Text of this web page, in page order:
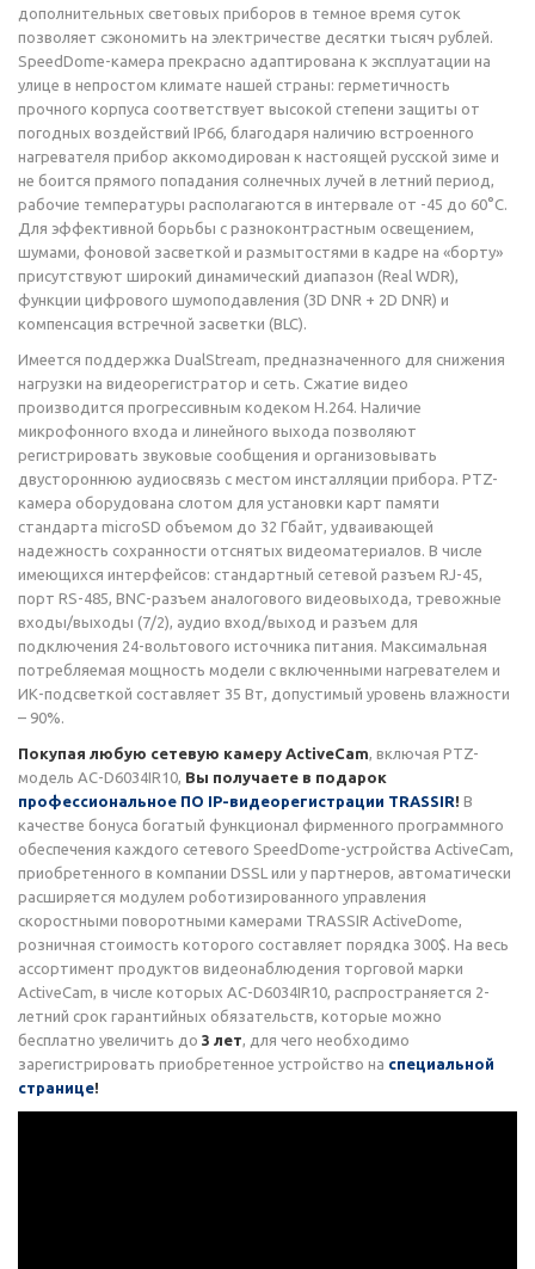
дополнительных световых приборов в темное время суток
позволяет сэкономить на электричестве десятки тысяч рублей.
SpeedDome-камера прекрасно адаптирована к эксплуатации на
улице в непростом климате нашей страны: герметичность
прочного корпуса соответствует высокой степени защиты от
погодных воздействий IP66, благодаря наличию встроенного
нагревателя прибор аккомодирован к настоящей русской зиме и
не боится прямого попадания солнечных лучей в летний период,
рабочие температуры располагаются в интервале от -45 до 60°С.
Для эффективной борьбы с разноконтрастным освещением,
шумами, фоновой засветкой и размытостями в кадре на «борту»
присутствуют широкий динамический диапазон (Real WDR),
функции цифрового шумоподавления (3D DNR + 2D DNR) и
компенсация встречной засветки (BLC).
Имеется поддержка DualStream, предназначенного для снижения
нагрузки на видеорегистратор и сеть. Сжатие видео
производится прогрессивным кодеком H.264. Наличие
микрофонного входа и линейного выхода позволяют
регистрировать звуковые сообщения и организовывать
двустороннюю аудиосвязь с местом инсталляции прибора. PTZ-
камера оборудована слотом для установки карт памяти
стандарта microSD объемом до 32 Гбайт, удваивающей
надежность сохранности отснятых видеоматериалов. В числе
имеющихся интерфейсов: стандартный сетевой разъем RJ-45,
порт RS-485, BNC-разъем аналогового видеовыхода, тревожные
входы/выходы (7/2), аудио вход/выход и разъем для
подключения 24-вольтового источника питания. Максимальная
потребляемая мощность модели с включенными нагревателем и
ИК-подсветкой составляет 35 Вт, допустимый уровень влажности
– 90%.
Покупая любую сетевую камеру ActiveCam, включая PTZ-
модель AC-D6034IR10, Вы получаете в подарок
профессиональное ПО IP-видеорегистрации TRASSIR! В
качестве бонуса богатый функционал фирменного программного
обеспечения каждого сетевого SpeedDome-устройства ActiveCam,
приобретенного в компании DSSL или у партнеров, автоматически
расширяется модулем роботизированного управления
скоростными поворотными камерами TRASSIR ActiveDome,
розничная стоимость которого составляет порядка 300$. На весь
ассортимент продуктов видеонаблюдения торговой марки
ActiveCam, в числе которых AC-D6034IR10, распространяется 2-
летний срок гарантийных обязательств, которые можно
бесплатно увеличить до 3 лет, для чего необходимо
зарегистрировать приобретенное устройство на специальной
странице!